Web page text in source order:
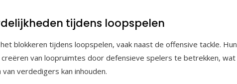
tijdens loopspelen
blokkeren tijdens loopspelen, vaak naast de offensive tackle. Hun
van loopruimtes door defensieve spelers te betrekken, wat
verdedigers kan inhouden.